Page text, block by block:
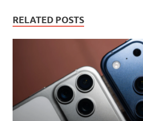
o
k
p
p
RELATED POSTS